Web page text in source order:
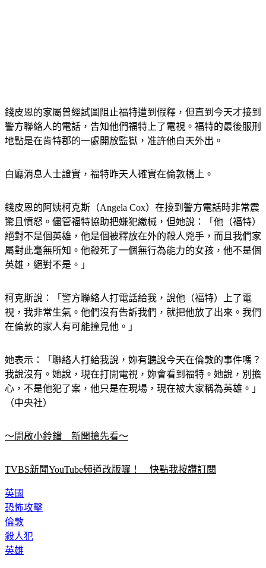
錢皮恩的家屬曾經試圖阻止福特遭到假釋，但直到今天才接到
警方聯絡人的電話，告知他們福特上了電視。福特的最後服刑
地點是在肯特郡的一處開放監獄，准許他白天外出。
白廳消息人士證實，福特昨天人確實在倫敦橋上。
錢皮恩的阿姨柯克斯（Angela Cox）在接到警方電話時非常震
驚且憤怒。儘管福特協助把嫌犯繳械，但她說：「他（福特）
絕對不是個英雄，他是個被釋放在外的殺人兇手，而且我們家
屬對此毫無所知。他殺死了一個無行為能力的女孩，他不是個
英雄，絕對不是。」
柯克斯說：「警方聯絡人打電話給我，說他（福特）上了電
視，我非常生氣。他們沒有告訴我們，就把他放了出來。我們
在倫敦的家人有可能撞見他。」
她表示：「聯絡人打給我說，妳有聽說今天在倫敦的事件嗎？
我說沒有。她說，現在打開電視，妳會看到福特。她說，別擔
心，不是他犯了案，他只是在現場，現在被大家稱為英雄。」
（中央社）
～開啟小鈴鐺　新聞搶先看～
TVBS新聞YouTube頻道改版囉！　快點我按讚訂閱
英國
恐怖攻擊
倫敦
殺人犯
英雄